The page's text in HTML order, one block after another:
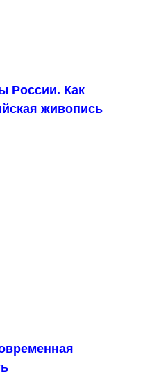
России. Как
живопись